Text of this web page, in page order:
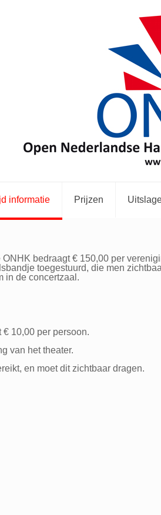
informatie Prijzen
bedraagt € 150,00 per
toegestuurd, die men
in de concertzaal.
10,00 per persoon.
van het theater.
en moet dit zichtbaar dragen.